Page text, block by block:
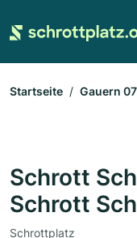
Startseite Gauern
Schrott
Schrott
Schrottplatz